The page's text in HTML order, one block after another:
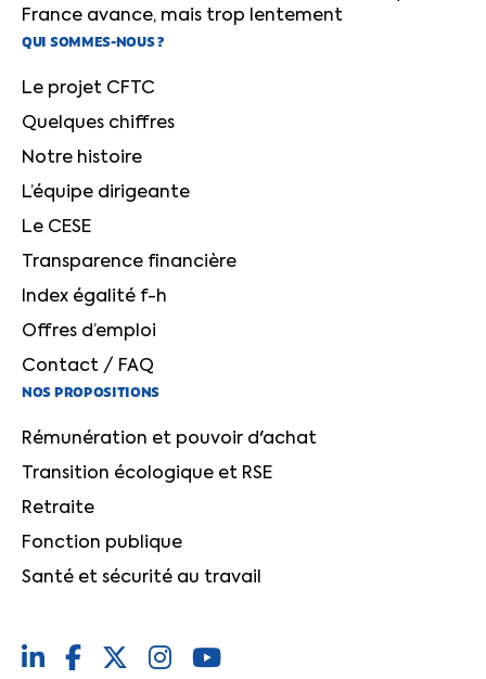
France avance, mais trop lentement
QUI SOMMES-NOUS ?
Le projet CFTC
Quelques chiffres
Notre histoire
L’équipe dirigeante
Le CESE
Transparence financière
Index égalité f-h
Offres d’emploi
Contact / FAQ
NOS PROPOSITIONS
Rémunération et pouvoir d'achat
Transition écologique et RSE
Retraite
Fonction publique
Santé et sécurité au travail